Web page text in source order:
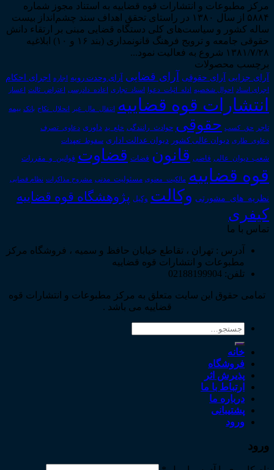
مرکز مطبوعات و انتشارات قوه قضاییه به استناد مجوز شماره
۵۸۸۴ از سال ۱۳۸۰ در راستای تحقق اهداف سند چشم‌انداز بیست
ساله کشور و سیاست‌های کلی دستگاه قضایی مبنی بر ارتقاء دانش
حقوقی جامعه و ترویج فرهنگ قانونمداری (بند ۱۶ و ۱۰) ابلاغیه
۱۳۸۱/۷/۲۸ شروع به فعالیت نمود...
برچسب محصولات
آرای جزایی آرای حقوقی آرای قضایی آرای وحدت رویه اجاره اجرای احکام
اجرای اسناد احوال شخصیه ادله_اثبات_دعوا اسناد_تجاری اعاده_دادرسی اعتراض_ثالث اعسار
انتشارات قوه قضاییه انتقال_مال_غیر انحلال_نکاح بانک بیمه
تاجر حق_کسب حقوقی حوادث_رانندگی خلع_ید داوری دعاوی_تصرف
دعاوی_طاری دیوان عالی کشور دیوان عدالت اداری سقوط_تعهدات
شعب_دیوان_عالی قاضی قانون قضات قضاوت قوانین_و_مقررات
قوه قضاییه مالکیت_معنوی مسئولیت_مدنی مشروح مذاکرات نظام قضایی
نظریه_های_مشورتی وکالت وکیل پژوهشگاه قوه قضاییه
کیفری
تماس با ما
آدرس : تهران ، تقاطع خیابان حافظ و سمیه ، فروشگاه مرکز
مطبوعات و انتشارات قوه قضاییه
تلفن: 02188199904
تمامی حقوق این سایت متعلق به مرکز مطبوعات و انتشارات قوه
قضاییه می باشد .
جستجو
خانه
فروشگاه
پذیرش اثر
ارتباط با ما
درباره ما
پشتیبانی
ورود
ورود